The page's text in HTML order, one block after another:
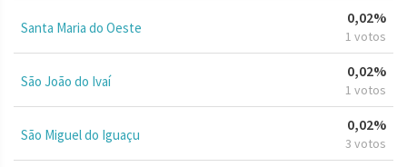
Santa Maria do Oeste
0,02%
1 votos
São João do Ivaí
0,02%
1 votos
São Miguel do Iguaçu
0,02%
3 votos